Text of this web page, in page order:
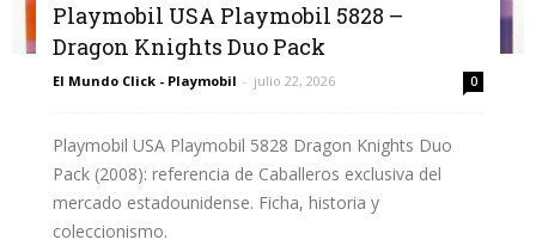
Playmobil USA Playmobil 5828 –
Dragon Knights Duo Pack
El Mundo Click - Playmobil - julio 22, 2026 0
Playmobil USA Playmobil 5828 Dragon Knights Duo
Pack (2008): referencia de Caballeros exclusiva del
mercado estadounidense. Ficha, historia y
coleccionismo.